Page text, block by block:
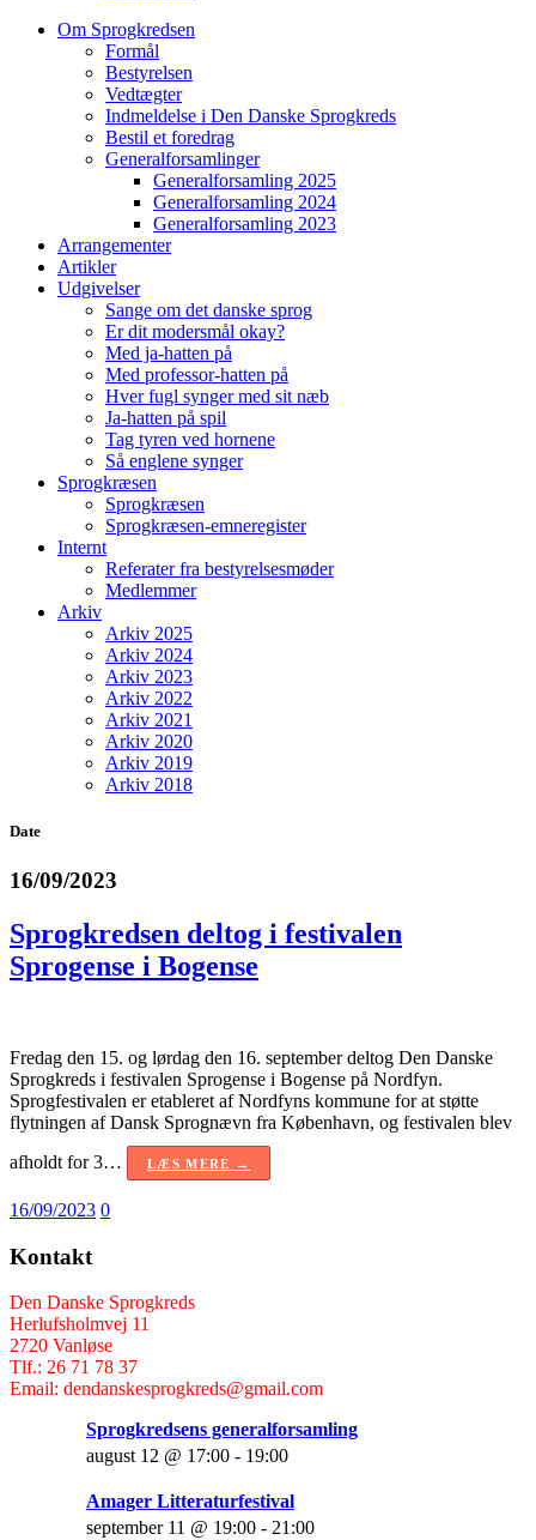
Om Sprogkredsen
Formål
Bestyrelsen
Vedtægter
Indmeldelse i Den Danske Sprogkreds
Bestil et foredrag
Generalforsamlinger
Generalforsamling 2025
Generalforsamling 2024
Generalforsamling 2023
Arrangementer
Artikler
Udgivelser
Sange om det danske sprog
Er dit modersmål okay?
Med ja-hatten på
Med professor-hatten på
Hver fugl synger med sit næb
Ja-hatten på spil
Tag tyren ved hornene
Så englene synger
Sprogkræsen
Sprogkræsen
Sprogkræsen-emneregister
Internt
Referater fra bestyrelsesmøder
Medlemmer
Arkiv
Arkiv 2025
Arkiv 2024
Arkiv 2023
Arkiv 2022
Arkiv 2021
Arkiv 2020
Arkiv 2019
Arkiv 2018
Date
16/09/2023
Sprogkredsen deltog i festivalen
Sprogense i Bogense
Fredag den 15. og lørdag den 16. september deltog Den Danske
Sprogkreds i festivalen Sprogense i Bogense på Nordfyn.
Sprogfestivalen er etableret af Nordfyns kommune for at støtte
flytningen af Dansk Sprognævn fra København, og festivalen blev
afholdt for 3…
LÆS MERE →
16/09/2023 0
Kontakt
Den Danske Sprogkreds
Herlufsholmvej 11
2720 Vanløse
Tlf.: 26 71 78 37
Email: dendanskesprogkreds@gmail.com
Sprogkredsens generalforsamling
august 12 @ 17:00 - 19:00
Amager Litteraturfestival
september 11 @ 19:00 - 21:00